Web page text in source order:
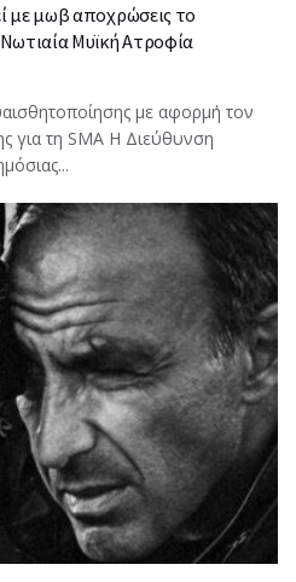
με μωβ αποχρώσεις το
Μυϊκή Ατροφία
με αφορμή τον
για τη SMA Η Διεύθυνση